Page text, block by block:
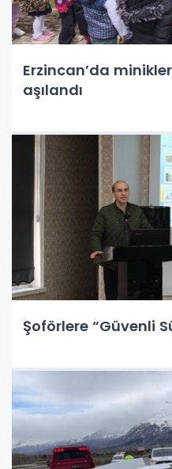
Erzincan’da
aşılandı
Şoförlere “Güvenli